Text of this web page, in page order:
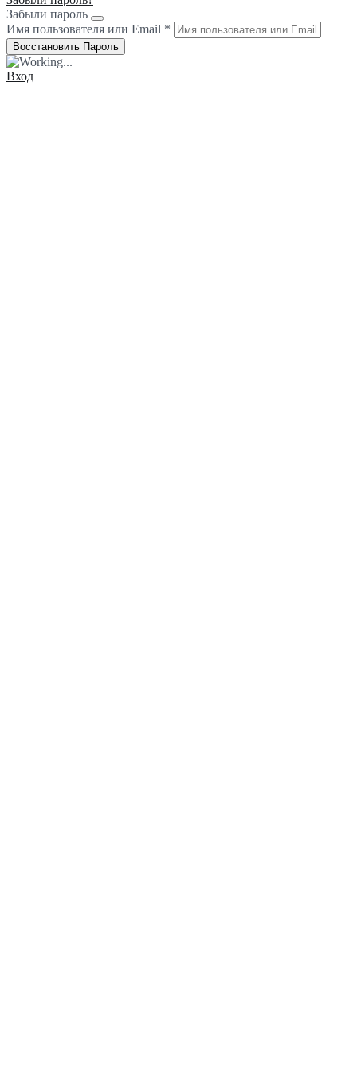
Забыли пароль
Имя пользователя или Email *
Вход